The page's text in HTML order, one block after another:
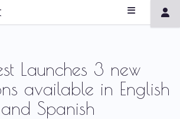
Launches 3 new
available in English
and Spanish